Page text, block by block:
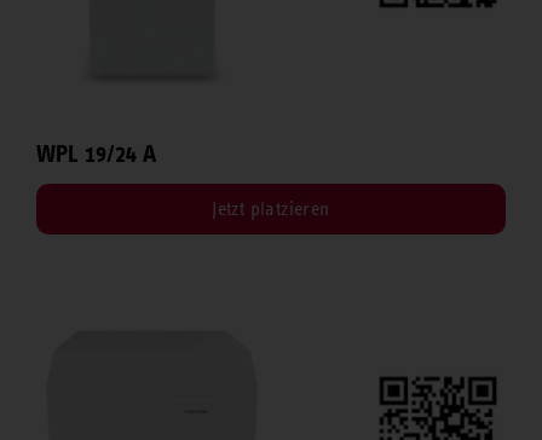
WPL 19/24 A
Jetzt platzieren